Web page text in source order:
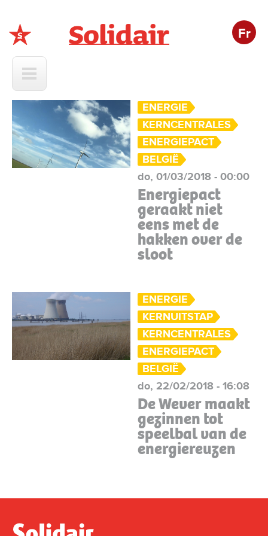
Fr
ENERGIE
KERNCENTRALES
ENERGIEPACT
BELGIË
do, 01/03/2018 - 00:00
Energiepact
geraakt niet
eens met de
hakken over de
sloot
ENERGIE
KERNUITSTAP
KERNCENTRALES
ENERGIEPACT
BELGIË
do, 22/02/2018 - 16:08
De Wever maakt
gezinnen tot
speelbal van de
energiereuzen